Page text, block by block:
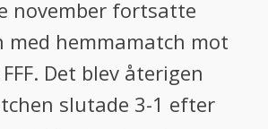
november fortsatte
med hemmamatch mot
Det blev återigen
slutade 3-1 efter